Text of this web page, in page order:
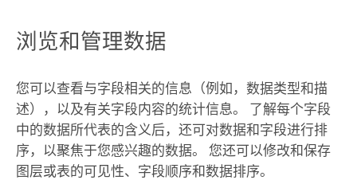
浏览和管理数据
您可以查看与字段相关的信息（例如，数据类型和描
述），以及有关字段内容的统计信息。 了解每个字段
中的数据所代表的含义后，还可对数据和字段进行排
序，以聚焦于您感兴趣的数据。 您还可以修改和保存
图层或表的可见性、字段顺序和数据排序。